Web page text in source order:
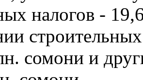
налогов -
сомони и